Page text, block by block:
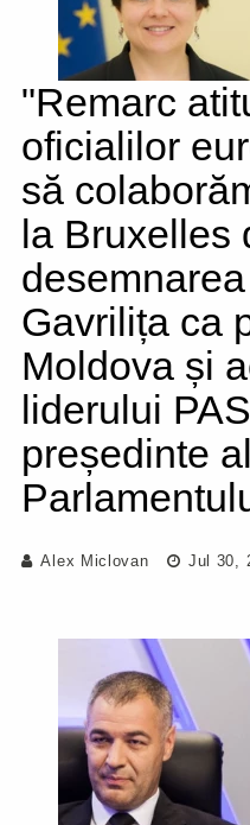
"Remarc
oficialilor
să
la Bruxelles
Gavrilița ca
Moldova și
liderului
președinte al
Alex Miclovan Jul 30,